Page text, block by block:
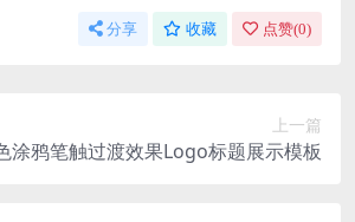
分享 收藏 点赞(0)
上一篇
涂鸦笔触过渡效果Logo标题展示模板